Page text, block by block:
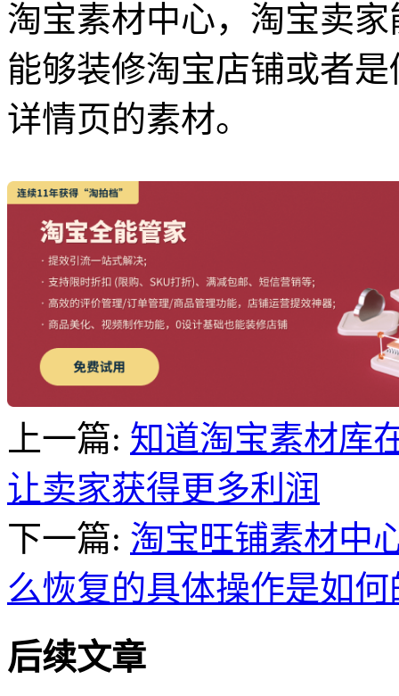
淘宝素材中心，淘宝卖
能够装修淘宝店铺或者
详情页的素材。
上一篇: 知道淘宝素材库
让卖家获得更多利润
下一篇: 淘宝旺铺素材中
么恢复的具体操作是如何
后续文章